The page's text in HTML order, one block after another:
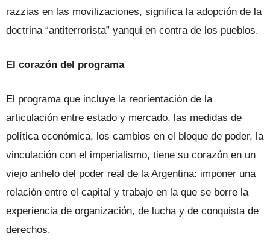
razzias en las movilizaciones, significa la adopción de la
doctrina “antiterrorista” yanqui en contra de los pueblos.
El corazón del programa
El programa que incluye la reorientación de la
articulación entre estado y mercado, las medidas de
política económica, los cambios en el bloque de poder, la
vinculación con el imperialismo, tiene su corazón en un
viejo anhelo del poder real de la Argentina: imponer una
relación entre el capital y trabajo en la que se borre la
experiencia de organización, de lucha y de conquista de
derechos.